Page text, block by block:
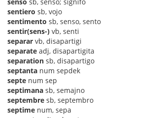
sentiero sb, vojo
sentimento sb, senso, sento
sentir(sens-) vb, senti
separar vb, disapartigi
separate adj, disapartigita
separation sb, disapartigo
septanta num sepdek
septe num sep
septimana sb, semajno
septembre sb, septembro
septime num, sepa